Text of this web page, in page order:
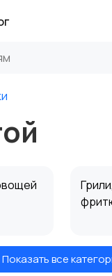
Показать все